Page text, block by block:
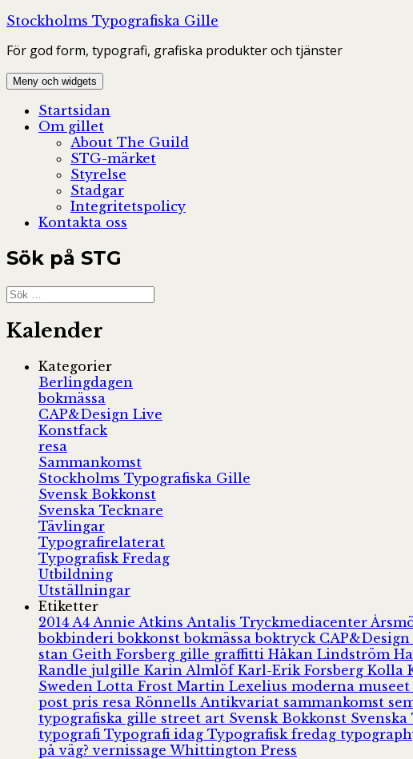
Hoppa
innehåll
Stockholms Typografiska Gille
För god form, typografi, grafiska produkter och tjänster
Meny och widgets
Startsidan
Om gillet
About The Guild
STG-märket
Styrelse
Stadgar
Integritetspolicy
Kontakta oss
Sök på STG
Sök
efter:
Kalender
Kategorier
Berlingdagen
bokmässa
CAP&Design Live
Konstfack
resa
Sammankomst
Stockholms Typografiska Gille
Svensk Bokkonst
Svenska Tecknare
Tävlingar
Typografirelaterat
Typografisk Fredag
Utbildning
Utställningar
Etiketter
2014 A4 Annie Atkins Antalis Tryckmediacenter
bokbinderibokkonstbokmässaboktryck CAP&Design
stan Geith Forsberg gille graffitti Håkan Lindström
Randle julgille Karin Almlöf Karl-Erik Forsberg Kolla
Sweden Lotta Frost Martin Lexelius moderna museet
post pris resa Rönnells Antikvariat sammankomst
typografiska gille street art Svensk Bokkonst Svenska
typografi Typografi idag Typografisk fredag
på väg?vernissage Whittington Press